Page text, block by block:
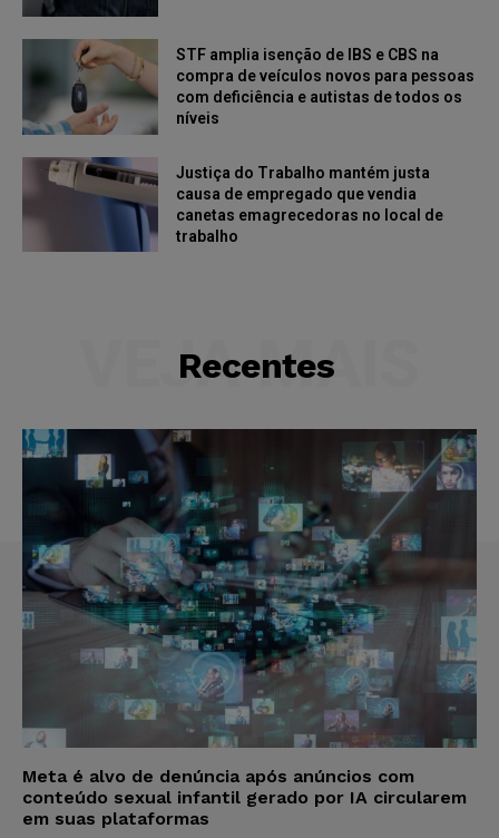
STF amplia isenção de IBS e CBS na
compra de veículos novos para pessoas
com deficiência e autistas de todos os
níveis
Justiça do Trabalho mantém justa
causa de empregado que vendia
canetas emagrecedoras no local de
trabalho
Recentes
VEJA MAIS
Meta é alvo de denúncia após anúncios com
conteúdo sexual infantil gerado por IA circularem
em suas plataformas